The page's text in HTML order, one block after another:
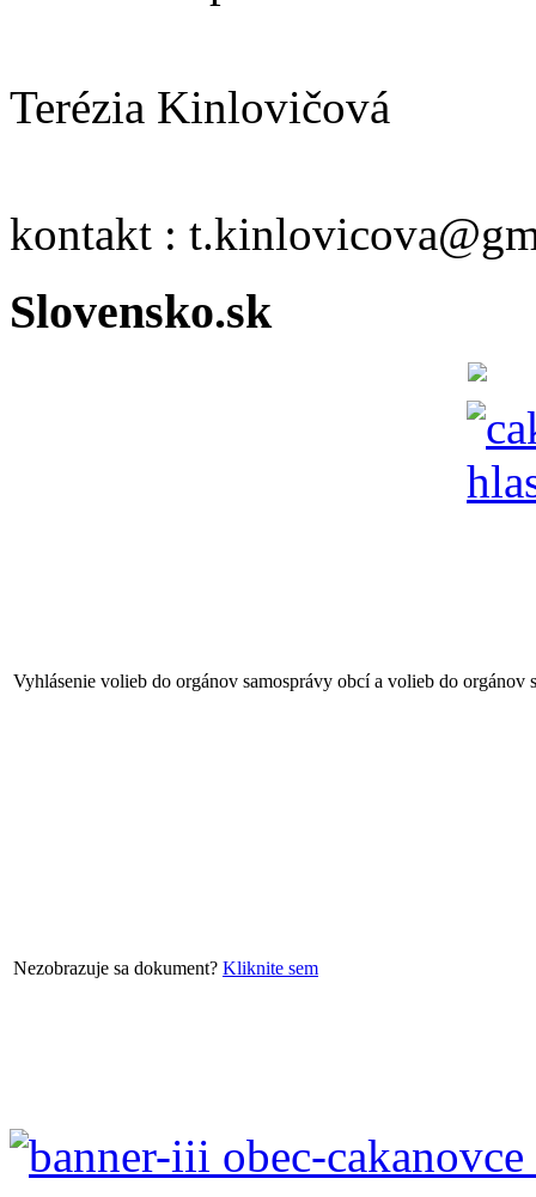
Terézia Kinlovičová
kontakt :
Slovensko.sk
Vyhlásenie volieb do orgánov samosprávy obcí a volieb do orgánov
Nezobrazuje sa dokument? Kliknite sem